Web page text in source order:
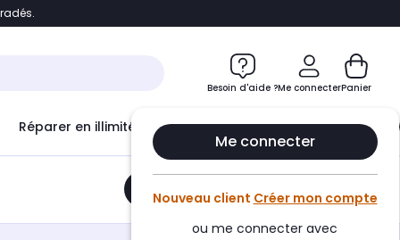
Accéder directement au chatbot
Besoin d'aide ?Me connecter
Me connecter
Nouveau client Créer mon compte
ou me connecter avec
Panier
Réparer en illimité avec Le Club Infinity
Ajouter au panier